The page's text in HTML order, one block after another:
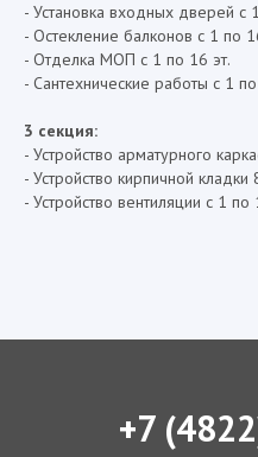
- Установка входных дверей с
- Остекление балконов с 1 по
- Отделка МОП с 1 по 16 эт.
- Сантехнические работы с 1
3 секция:
- Устройство арматурного
- Устройство кирпичной кладки
- Устройство вентиляции с 1 по
+7